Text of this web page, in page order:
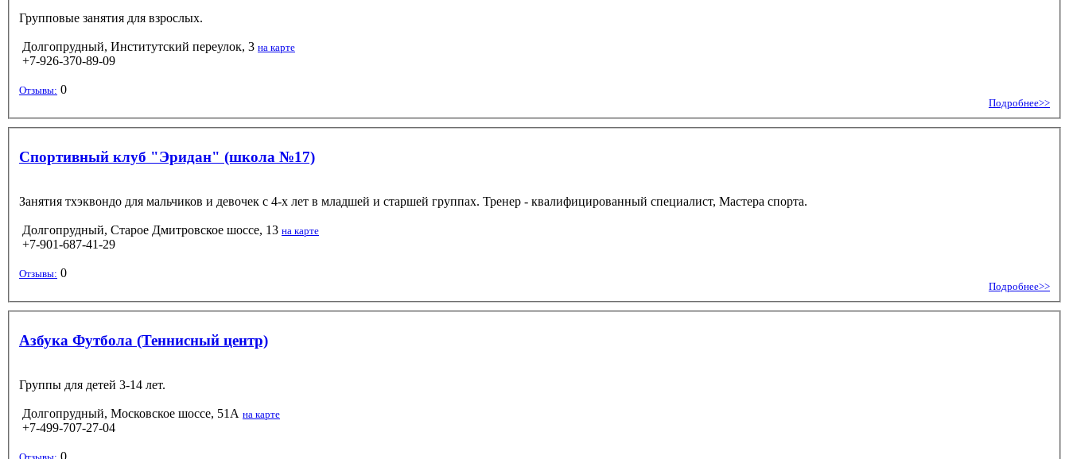
Групповые занятия для взрослых.
Долгопрудный, Институтский переулок, 3 на карте
+7-926-370-89-09
Отзывы: 0
Подробнее>>
Спортивный клуб "Эридан" (школа №17)
Занятия тхэквондо для мальчиков и девочек с 4-х лет в младшей и старшей группах. Тренер - квалифицированный специалист, Мастера спорта.
Долгопрудный, Старое Дмитровское шоссе, 13 на карте
+7-901-687-41-29
Отзывы: 0
Подробнее>>
Азбука Футбола (Теннисный центр)
Группы для детей 3-14 лет.
Долгопрудный, Московское шоссе, 51А на карте
+7-499-707-27-04